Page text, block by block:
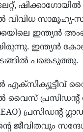
ഷിക്കാഗോയിൽ
സാമൂഹ്യ-
ഇന്ത്യൻ
പങ്കെടുത്തു.
എക്സിക്യൂട്ടീവ്
പ്രസിഡന്റ്
പ്രസിഡന്റ്
ജീവിതവും